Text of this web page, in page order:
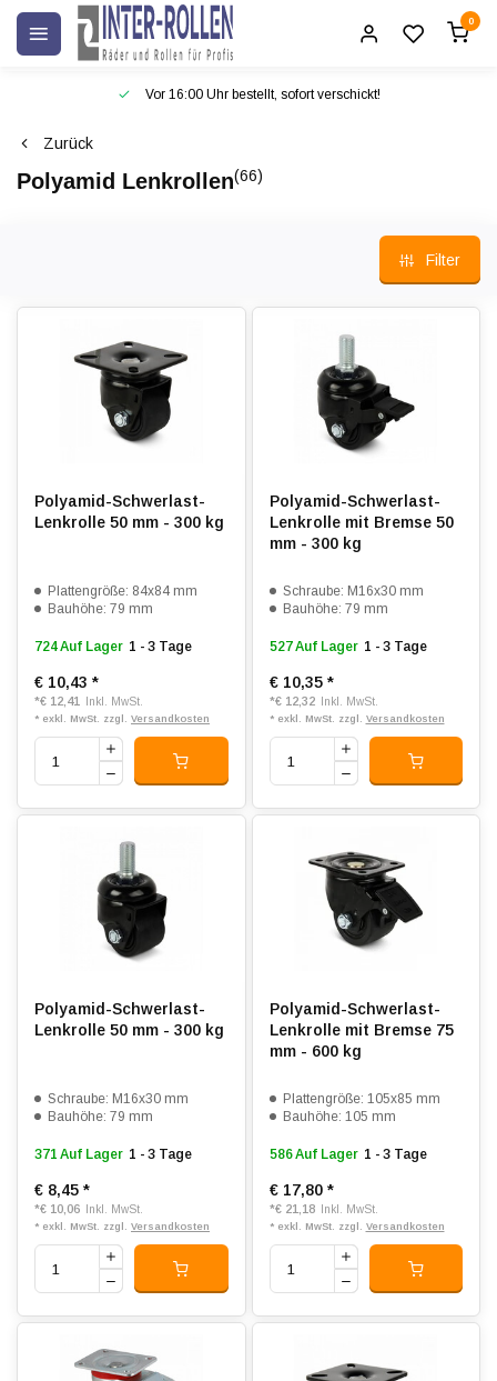
0
Vor 16:00 Uhr bestellt, sofort verschickt!
Zurück
Polyamid Lenkrollen(66)
Filter
Polyamid-Schwerlast-
Lenkrolle 50 mm - 300 kg
Plattengröße: 84x84 mm
Bauhöhe: 79 mm
724 Auf Lager 1 - 3 Tage
€ 10,43 *
*€ 12,41 Inkl. MwSt.
* exkl. MwSt. zzgl. Versandkosten
Polyamid-Schwerlast-
Lenkrolle mit Bremse 50
mm - 300 kg
Schraube: M16x30 mm
Bauhöhe: 79 mm
527 Auf Lager 1 - 3 Tage
€ 10,35 *
*€ 12,32 Inkl. MwSt.
* exkl. MwSt. zzgl. Versandkosten
Polyamid-Schwerlast-
Lenkrolle 50 mm - 300 kg
Schraube: M16x30 mm
Bauhöhe: 79 mm
371 Auf Lager 1 - 3 Tage
€ 8,45 *
*€ 10,06 Inkl. MwSt.
* exkl. MwSt. zzgl. Versandkosten
Polyamid-Schwerlast-
Lenkrolle mit Bremse 75
mm - 600 kg
Plattengröße: 105x85 mm
Bauhöhe: 105 mm
586 Auf Lager 1 - 3 Tage
€ 17,80 *
*€ 21,18 Inkl. MwSt.
* exkl. MwSt. zzgl. Versandkosten